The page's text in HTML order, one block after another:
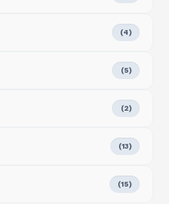
(4)
(5)
(2)
(13)
(15)